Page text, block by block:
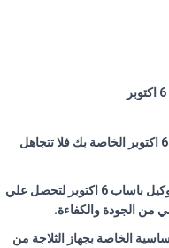
إذا كان هناك خلل في تبريد ثلاجة باساب ب6 اكتوبر الخاصة بك فلا تتجاهل
واطلب صيانة ثلاجات باساب نوفروست من توكيل باساب 6 اكتوبر لتحصل علي
الجودة والكفاءة.
الخاصة بجهاز الثلاجة من